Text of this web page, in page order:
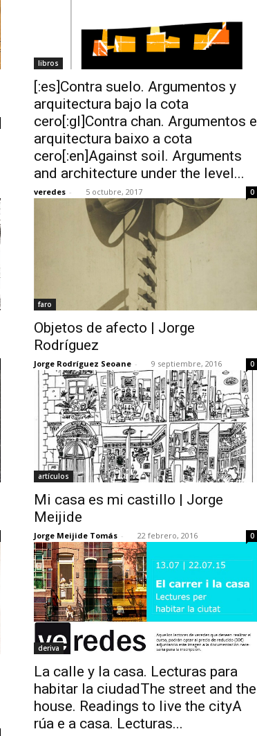
libros
[:es]Contra suelo. Argumentos y
arquitectura bajo la cota
cero[:gl]Contra chan. Argumentos e
arquitectura baixo a cota
cero[:en]Against soil. Arguments
and architecture under the level...
veredes - 5 octubre, 2017 0
faro
Objetos de afecto | Jorge
Rodríguez
Jorge Rodríguez Seoane - 9 septiembre, 2016 0
artículos
Mi casa es mi castillo | Jorge
Meijide
Jorge Meijide Tomás - 22 febrero, 2016 0
deriva
La calle y la casa. Lecturas para
habitar la ciudadThe street and the
house. Readings to live the cityA
rúa e a casa. Lecturas...